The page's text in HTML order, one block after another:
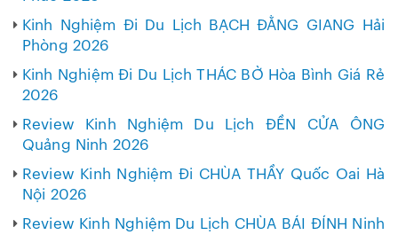
Kinh Nghiệm Đi Du Lịch BẠCH ĐẰNG GIANG Hải
Phòng 2026
Kinh Nghiệm Đi Du Lịch THÁC BỜ Hòa Bình Giá Rẻ
2026
Review Kinh Nghiệm Du Lịch ĐỀN CỬA ÔNG
Quảng Ninh 2026
Review Kinh Nghiệm Đi CHÙA THẦY Quốc Oai Hà
Nội 2026
Review Kinh Nghiệm Du Lịch CHÙA BÁI ĐÍNH Ninh